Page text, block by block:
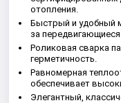
отопления.
Быстрый и удобный
за
Роликовая сварка
герметичность.
Равномерная
обеспечивает
Элегантный,